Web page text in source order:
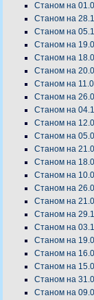
Станом на
Станом на
Станом на
Станом на
Станом на
Станом на
Станом на
Станом на
Станом на
Станом на
Станом на
Станом на
Станом на
Станом на
Станом на
Станом на
Станом на
Станом на
Станом на
Станом на
Станом на
Станом на
Станом на